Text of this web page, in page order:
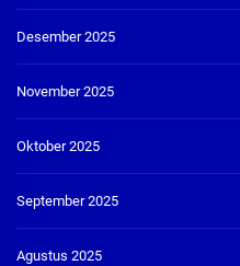
Desember 2025
November 2025
Oktober 2025
September 2025
Agustus 2025